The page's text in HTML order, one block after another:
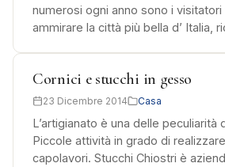
numerosi ogni anno sono i
ammirare la città più bella d’ Italia,
Cornici e stucchi in gesso
23 Dicembre 2014 Casa
L’artigianato è una delle peculiarità
Piccole attività in grado di
capolavori. Stucchi Chiostri è